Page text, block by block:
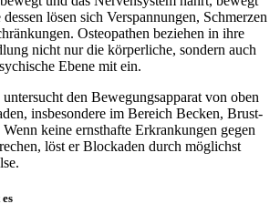
lösen sich Verspannungen, Schmerzen
Osteopathen beziehen in ihre
nicht nur die körperliche, sondern auch
Ebene mit ein.
untersucht den Bewegungsapparat von oben
insbesondere im Bereich Becken, Brust-
keine ernsthafte Erkrankungen gegen
löst er Blockaden durch möglichst